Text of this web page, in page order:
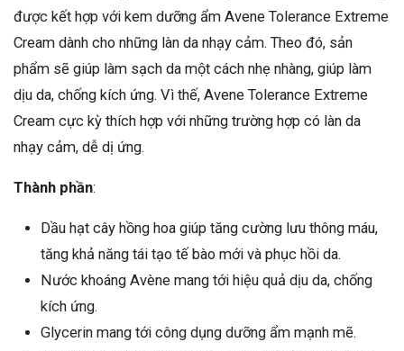
được kết hợp với kem dưỡng ẩm Avene Tolerance Extreme
Cream dành cho những làn da nhạy cảm. Theo đó, sản
phẩm sẽ giúp làm sạch da một cách nhẹ nhàng, giúp làm
dịu da, chống kích ứng. Vì thế, Avene Tolerance Extreme
Cream cực kỳ thích hợp với những trường hợp có làn da
nhạy cảm, dễ dị ứng.
Thành phần:
Dầu hạt cây hồng hoa giúp tăng cường lưu thông máu,
tăng khả năng tái tạo tế bào mới và phục hồi da.
Nước khoáng Avène mang tới hiệu quả dịu da, chống
kích ứng.
Glycerin mang tới công dụng dưỡng ẩm mạnh mẽ.